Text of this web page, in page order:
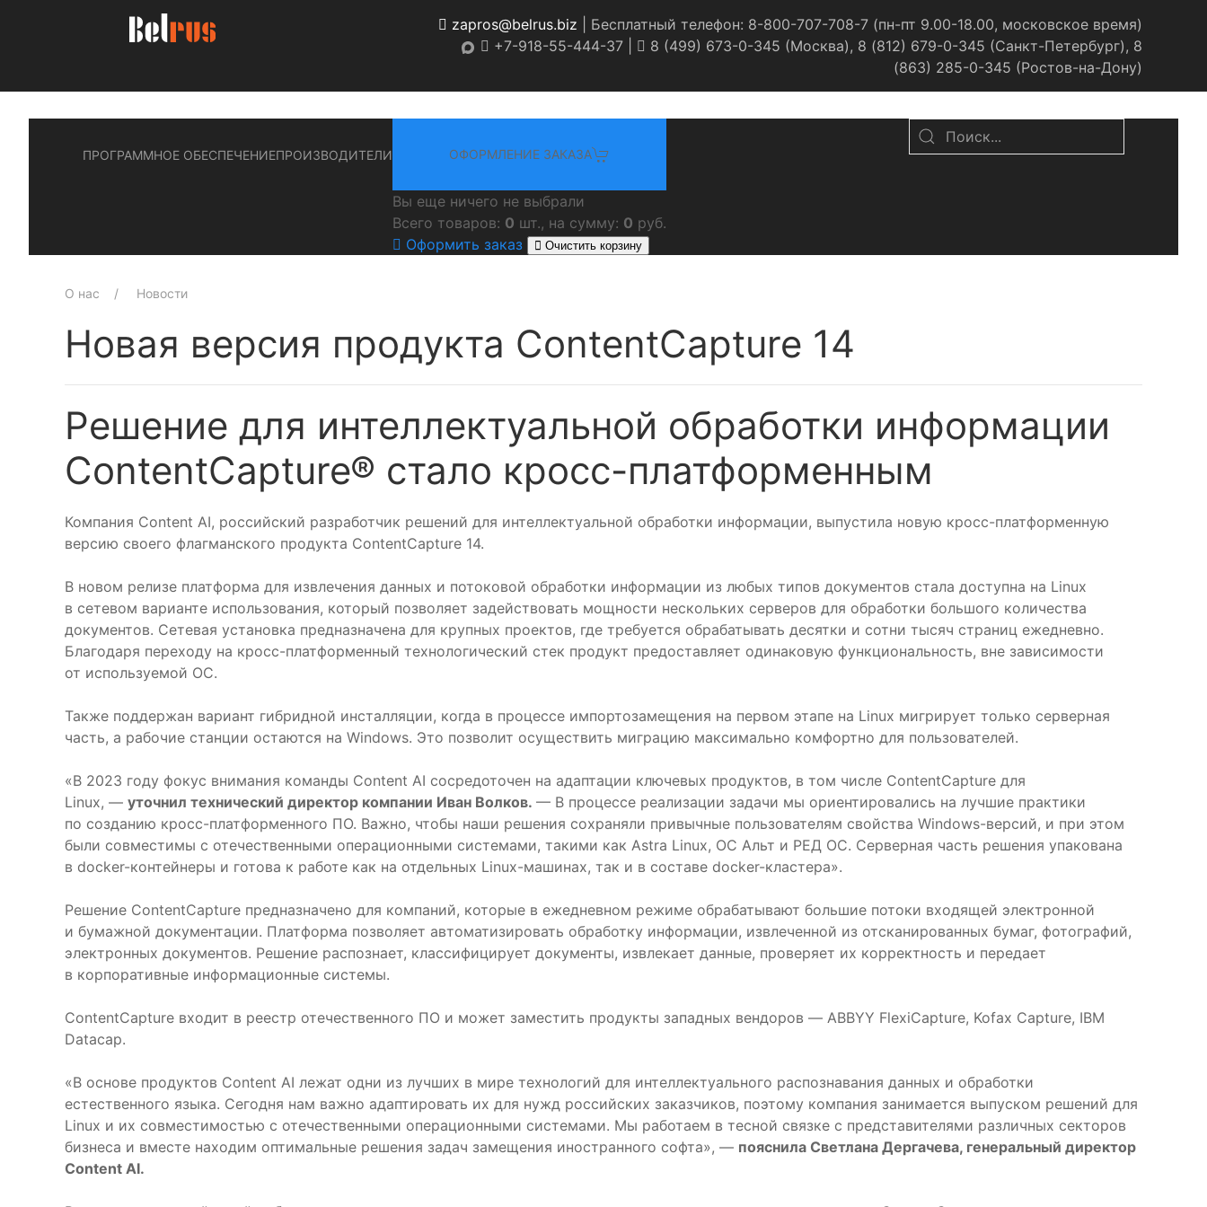
zapros@belrus.biz | Бесплатный телефон: 8-800-707-708-7 (пн-пт 9.00-18.00, московское время)
+7-918-55-444-37 |
8 (499) 673-0-345 (Москва), 8 (812) 679-0-345 (Санкт-Петербург), 8
(863) 285-0-345 (Ростов-на-Дону)
ПРОГРАММНОЕ ОБЕСПЕЧЕНИЕПРОИЗВОДИТЕЛИ ОФОРМЛЕНИЕ ЗАКАЗА
Вы еще ничего не выбрали
Всего товаров: 0 шт., на сумму: 0 руб.
Оформить заказ
Очистить корзину
О нас Новости
Новая версия продукта ContentCapture 14
Решение для интеллектуальной обработки информации
ContentCapture® стало кросс-платформенным
Компания Content AI, российский разработчик решений для интеллектуальной обработки информации, выпустила новую кросс-платформенную
версию своего флагманского продукта ContentCapture 14.
В новом релизе платформа для извлечения данных и потоковой обработки информации из любых типов документов стала доступна на Linux
в сетевом варианте использования, который позволяет задействовать мощности нескольких серверов для обработки большого количества
документов. Сетевая установка предназначена для крупных проектов, где требуется обрабатывать десятки и сотни тысяч страниц ежедневно.
Благодаря переходу на кросс-платформенный технологический стек продукт предоставляет одинаковую функциональность, вне зависимости
от используемой ОС.
Также поддержан вариант гибридной инсталляции, когда в процессе импортозамещения на первом этапе на Linux мигрирует только серверная
часть, а рабочие станции остаются на Windows. Это позволит осуществить миграцию максимально комфортно для пользователей.
«В 2023 году фокус внимания команды Content AI сосредоточен на адаптации ключевых продуктов, в том числе ContentCapture для
Linux, — уточнил технический директор компании Иван Волков. — В процессе реализации задачи мы ориентировались на лучшие практики
по созданию кросс-платформенного ПО. Важно, чтобы наши решения сохраняли привычные пользователям свойства Windows-версий, и при этом
были совместимы с отечественными операционными системами, такими как Astra Linux, ОС Альт и РЕД ОС. Серверная часть решения упакована
в docker-контейнеры и готова к работе как на отдельных Linux-машинах, так и в составе docker-кластера».
Решение СontentCapture предназначено для компаний, которые в ежедневном режиме обрабатывают большие потоки входящей электронной
и бумажной документации. Платформа позволяет автоматизировать обработку информации, извлеченной из отсканированных бумаг, фотографий,
электронных документов. Решение распознает, классифицирует документы, извлекает данные, проверяет их корректность и передает
в корпоративные информационные системы.
ContentCapture входит в реестр отечественного ПО и может заместить продукты западных вендоров — ABBYY FlexiCapture, Kofax Capture, IBM
Datacap.
«В основе продуктов Content AI лежат одни из лучших в мире технологий для интеллектуального распознавания данных и обработки
естественного языка. Сегодня нам важно адаптировать их для нужд российских заказчиков, поэтому компания занимается выпуском решений для
Linux и их совместимостью с отечественными операционными системами. Мы работаем в тесной связке с представителями различных секторов
бизнеса и вместе находим оптимальные решения задач замещения иностранного софта», — пояснила Светлана Дергачева, генеральный директор
Content AI.